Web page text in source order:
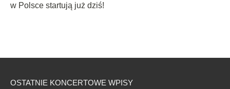
w Polsce startują już dziś!
OSTATNIE KONCERTOWE WPISY